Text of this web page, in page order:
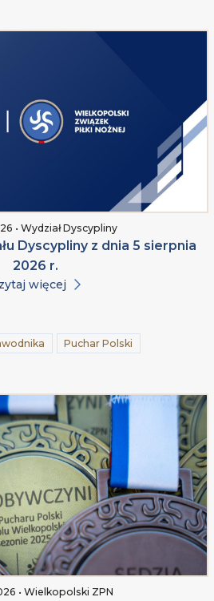
• Wydział Dyscypliny
Dyscypliny z dnia 5 sierpnia
2026 r.
więcej
Puchar Polski
• Wielkopolski ZPN